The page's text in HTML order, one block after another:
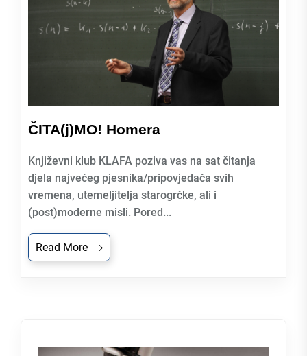
ČITA(j)MO! Homera
Književni klub KLAFA poziva vas na sat čitanja
djela najvećeg pjesnika/pripovjedača svih
vremena, utemeljitelja starogrčke, ali i
(post)moderne misli. Pored...
Read More